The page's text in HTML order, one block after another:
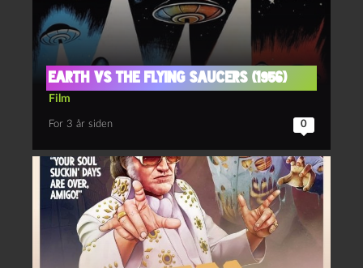
Earth vs the flying Saucers (1956)
Film
For 3 år siden 0